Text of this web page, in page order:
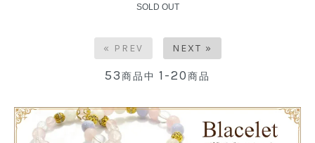
SOLD OUT
« PREV NEXT »
53商品中 1-20商品